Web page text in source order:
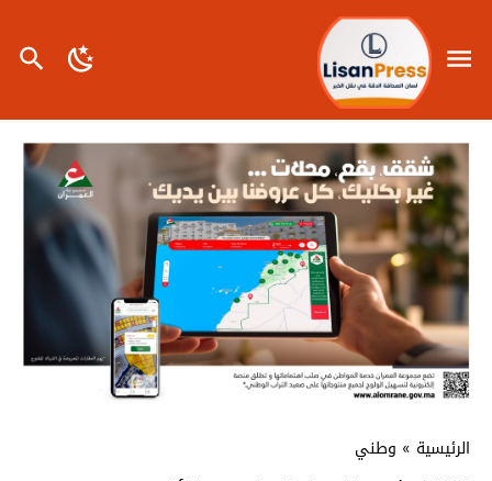
الرئيسية » وطني